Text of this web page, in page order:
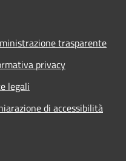
trasparente
privacy
legali
di accessibilità